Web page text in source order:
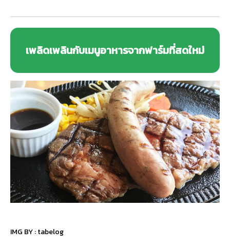
เพลิดเพลินกับเมนูอาหารจากฟาร์มที่สดใหม่
IMG BY :tabelog